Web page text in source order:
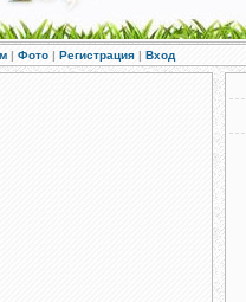
| Фото | Регистрация | Вход